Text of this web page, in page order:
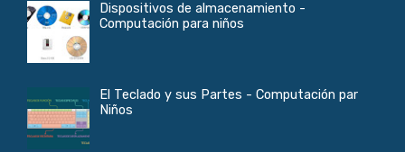
Dispositivos de almacenamiento -
Computación para niños
El Teclado y sus Partes - Computación par
Niños